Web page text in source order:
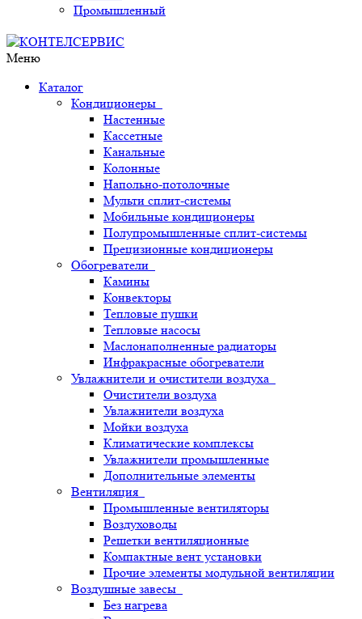
Промышленный
Меню
Каталог
Кондиционеры
Настенные
Кассетные
Канальные
Колонные
Напольно-потолочные
Мульти сплит-системы
Мобильные кондиционеры
Полупромышленные сплит-системы
Прецизионные кондиционеры
Обогреватели
Камины
Конвекторы
Тепловые пушки
Тепловые насосы
Маслонаполненные радиаторы
Инфракрасные обогреватели
Увлажнители и очистители воздуха
Очистители воздуха
Увлажнители воздуха
Мойки воздуха
Климатические комплексы
Увлажнители промышленные
Дополнительные элементы
Вентиляция
Промышленные вентиляторы
Воздуховоды
Решетки вентиляционные
Компактные вент установки
Прочие элементы модульной вентиляции
Воздушные завесы
Без нагрева